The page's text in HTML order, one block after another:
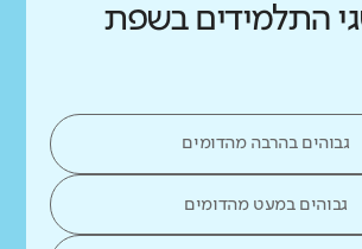
התלמידים בשפת
גבוהים בהרבה מהדומים
גבוהים במעט מהדומים